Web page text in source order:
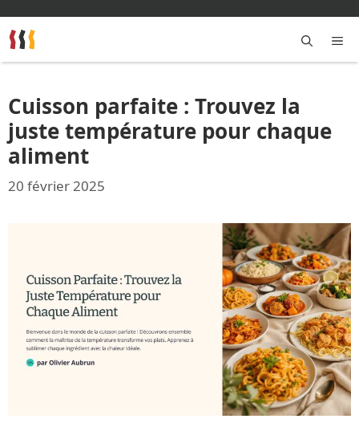
au
contenu
Cuisson parfaite : Trouvez la
juste température pour chaque
aliment
20 février 2025